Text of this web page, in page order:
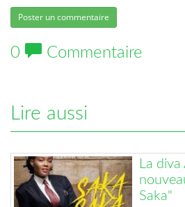
Poster un commentaire
0 Commentaire
Lire aussi
La
Saka"